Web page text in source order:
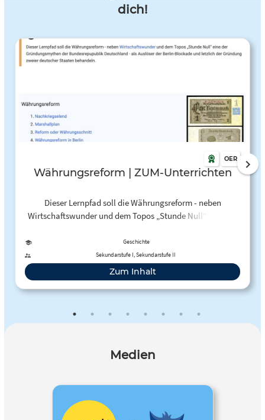
dich!
OER
Währungsreform | ZUM-Unterrichten
Dieser Lernpfad soll die Währungsreform - neben
Wirtschaftswunder und dem Topos „Stunde Null" eine der
Auslöser der Berlin-Blockade und letzlich der Gründung
zweier deutscher Staaten behandeln.
Geschichte
Sekundarstufe I, Sekundarstufe II
Zum Inhalt
Medien